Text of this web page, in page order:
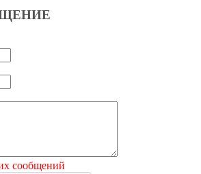
сообщений